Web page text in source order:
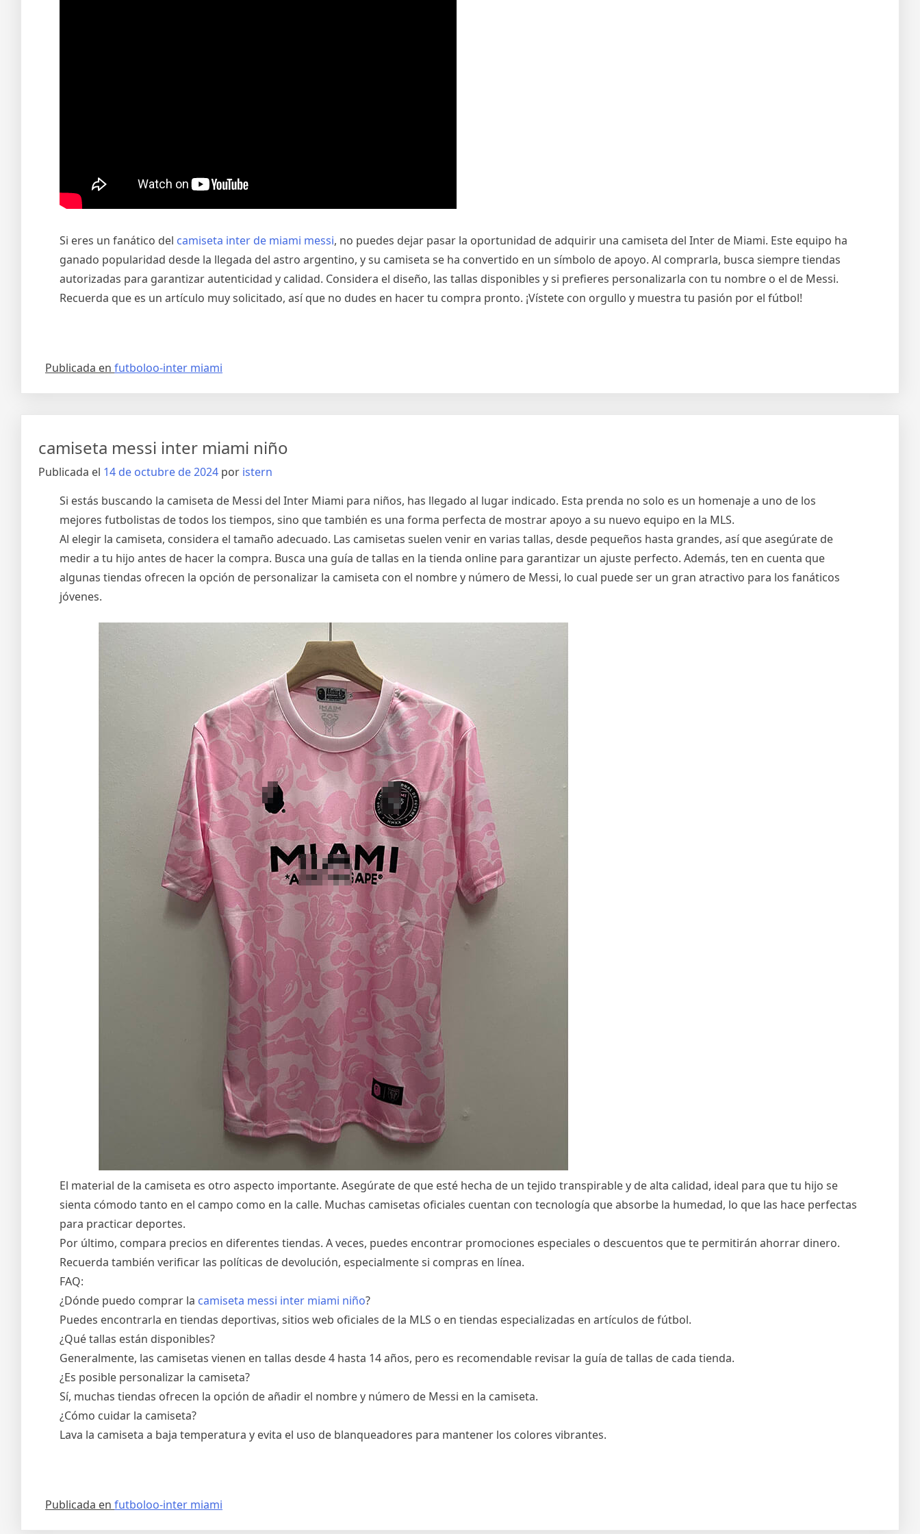
Si eres un fanático del camiseta inter de miami messi, no puedes dejar pasar la oportunidad de adquirir una camiseta del Inter de Miami. Este equipo ha
ganado popularidad desde la llegada del astro argentino, y su camiseta se ha convertido en un símbolo de apoyo. Al comprarla, busca siempre tiendas
autorizadas para garantizar autenticidad y calidad. Considera el diseño, las tallas disponibles y si prefieres personalizarla con tu nombre o el de Messi.
Recuerda que es un artículo muy solicitado, así que no dudes en hacer tu compra pronto. ¡Vístete con orgullo y muestra tu pasión por el fútbol!
Publicada en futboloo-inter miami
camiseta messi inter miami niño
Publicada el 14 de octubre de 2024 por istern
Si estás buscando la camiseta de Messi del Inter Miami para niños, has llegado al lugar indicado. Esta prenda no solo es un homenaje a uno de los
mejores futbolistas de todos los tiempos, sino que también es una forma perfecta de mostrar apoyo a su nuevo equipo en la MLS.
Al elegir la camiseta, considera el tamaño adecuado. Las camisetas suelen venir en varias tallas, desde pequeños hasta grandes, así que asegúrate de
medir a tu hijo antes de hacer la compra. Busca una guía de tallas en la tienda online para garantizar un ajuste perfecto. Además, ten en cuenta que
algunas tiendas ofrecen la opción de personalizar la camiseta con el nombre y número de Messi, lo cual puede ser un gran atractivo para los fanáticos
jóvenes.
El material de la camiseta es otro aspecto importante. Asegúrate de que esté hecha de un tejido transpirable y de alta calidad, ideal para que tu hijo se
sienta cómodo tanto en el campo como en la calle. Muchas camisetas oficiales cuentan con tecnología que absorbe la humedad, lo que las hace perfectas
para practicar deportes.
Por último, compara precios en diferentes tiendas. A veces, puedes encontrar promociones especiales o descuentos que te permitirán ahorrar dinero.
Recuerda también verificar las políticas de devolución, especialmente si compras en línea.
FAQ:
¿Dónde puedo comprar la camiseta messi inter miami niño?
Puedes encontrarla en tiendas deportivas, sitios web oficiales de la MLS o en tiendas especializadas en artículos de fútbol.
¿Qué tallas están disponibles?
Generalmente, las camisetas vienen en tallas desde 4 hasta 14 años, pero es recomendable revisar la guía de tallas de cada tienda.
¿Es posible personalizar la camiseta?
Sí, muchas tiendas ofrecen la opción de añadir el nombre y número de Messi en la camiseta.
¿Cómo cuidar la camiseta?
Lava la camiseta a baja temperatura y evita el uso de blanqueadores para mantener los colores vibrantes.
Publicada en futboloo-inter miami